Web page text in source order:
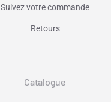
Suivez votre commande
Retours
Catalogue